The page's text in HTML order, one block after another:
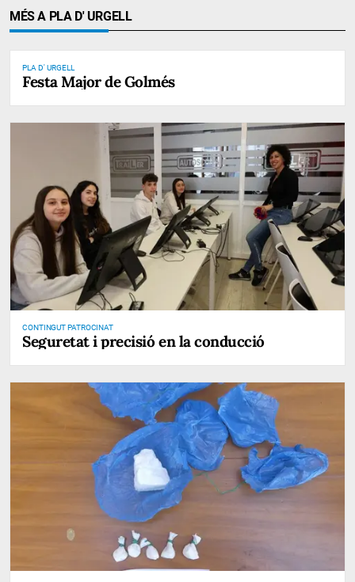
MÉS A PLA D' URGELL
PLA D' URGELL
Festa Major de Golmés
CONTINGUT PATROCINAT
Seguretat i precisió en la conducció